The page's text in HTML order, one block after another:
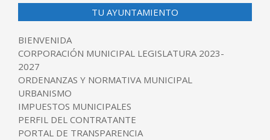
TU AYUNTAMIENTO
BIENVENIDA
CORPORACIÓN MUNICIPAL LEGISLATURA 2023-
2027
ORDENANZAS Y NORMATIVA MUNICIPAL
URBANISMO
IMPUESTOS MUNICIPALES
PERFIL DEL CONTRATANTE
PORTAL DE TRANSPARENCIA